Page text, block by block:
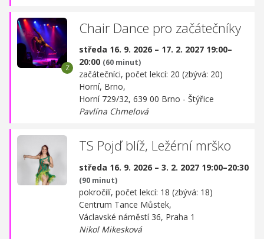
Chair Dance pro začátečníky
středa 16. 9. 2026 – 17. 2. 2027 19:00–
20:00 (60 minut)
začátečníci, počet lekcí: 20 (zbývá: 20)
Horní, Brno,
Horní 729/32, 639 00 Brno - Štýřice
Pavlína Chmelová
TS Pojď blíž, Ležérní mrško
středa 16. 9. 2026 – 3. 2. 2027 19:00–20:30
(90 minut)
pokročilí, počet lekcí: 18 (zbývá: 18)
Centrum Tance Můstek,
Václavské náměstí 36, Praha 1
Nikol Mikesková